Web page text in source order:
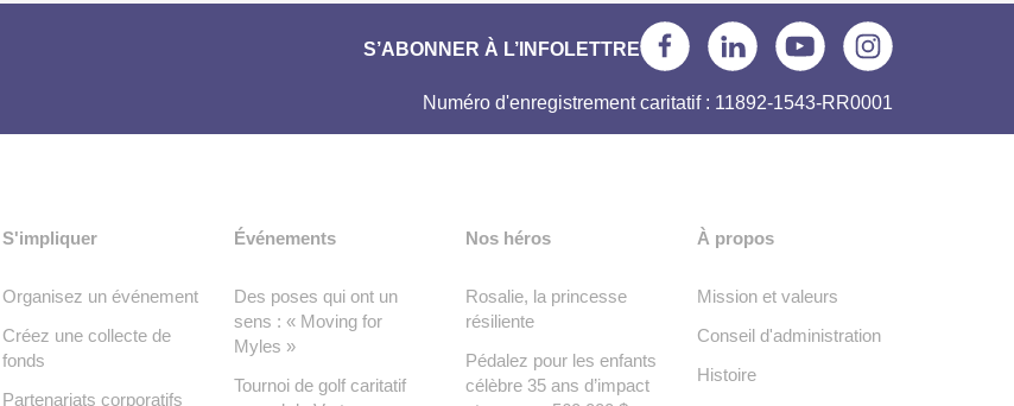
S’ABONNER À L’INFOLETTRE
Numéro d'enregistrement caritatif : 11892-1543-RR0001
S'impliquer
Organisez un événement
Créez une collecte de
fonds
Partenariats corporatifs
Événements
Des poses qui ont un
sens : « Moving for
Myles »
Tournoi de golf caritatif
Nos héros
Rosalie, la princesse
résiliente
Pédalez pour les enfants
célèbre 35 ans d’impact
À propos
Mission et valeurs
Conseil d'administration
Histoire